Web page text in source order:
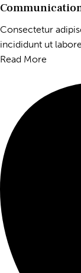
Consectetur
incididunt ut
Read More